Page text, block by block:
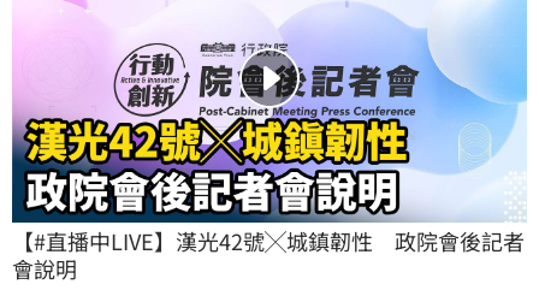
【#直播中LIVE】漢光42號╳城鎮韌性　政院會後記者
會說明